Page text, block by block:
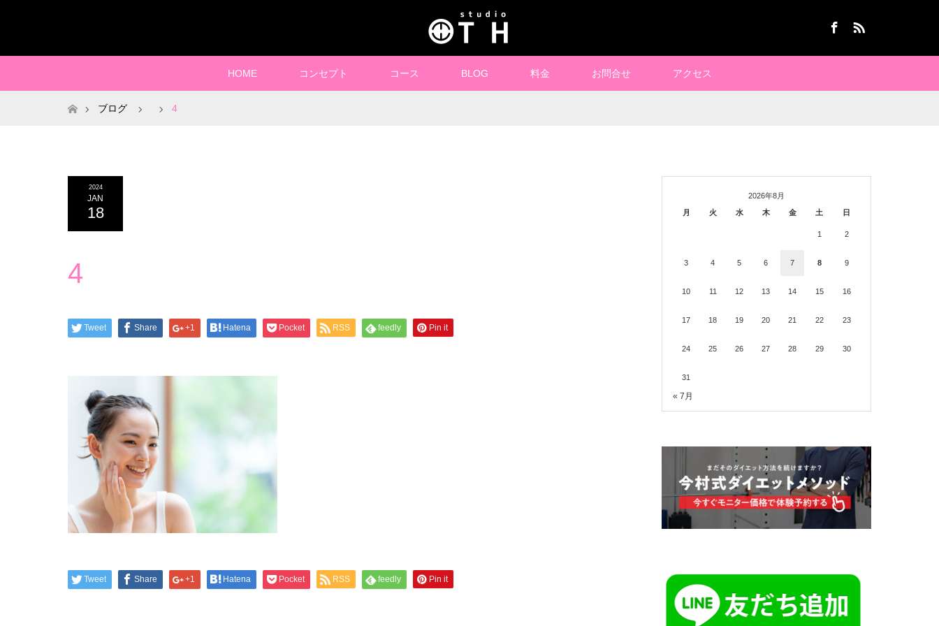
HOME コンセプト コース BLOG 料金 お問合せ アクセス
ホームブログ 4
2024
JAN
18
4
Tweet Share +1 Hatena Pocket RSS feedly Pin it
Tweet Share +1 Hatena Pocket RSS feedly Pin it
2026年8月
月
火 水 木 金 土 日
1 2
3 4 5 6 7 8 9
10 11 12 13 14 15 16
17 18 19 20 21 22 23
24 25 26 27 28 29 30
31
« 7月